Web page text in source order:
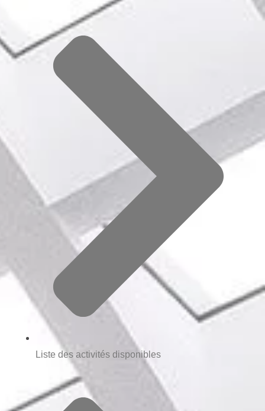
Liste des activités disponibles